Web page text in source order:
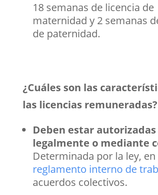
18 semanas de licencia de
maternidad y 2 semanas
de paternidad.
¿Cuáles son las
las licencias remuneradas?
Deben estar autorizadas
legalmente o mediante
Determinada por la ley, en
reglamento interno de
acuerdos colectivos.